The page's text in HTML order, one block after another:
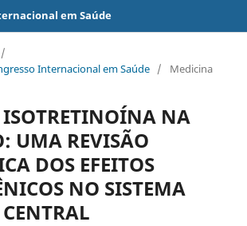
em Saúde
/
Internacional em Saúde / Medicina
ISOTRETINOÍNA NA
UMA REVISÃO
DOS EFEITOS
NO SISTEMA